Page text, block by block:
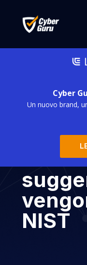
Cyber
Un nuovo brand,
Le
sono
ultimi
NIST